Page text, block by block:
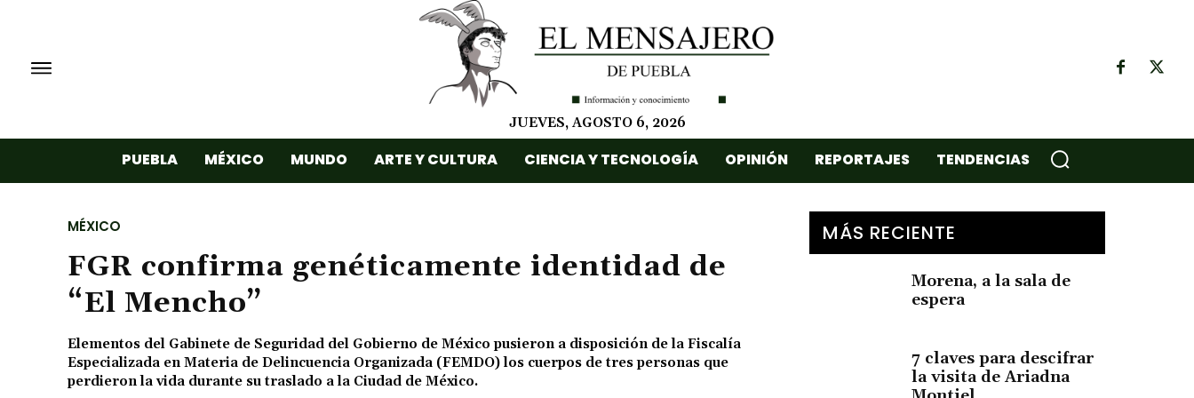
JUEVES, AGOSTO 6, 2026
PUEBLA MÉXICO MUNDO ARTE Y CULTURA CIENCIA Y TECNOLOGÍA OPINIÓN REPORTAJES TENDENCIAS
MÉXICO
FGR confirma genéticamente identidad de
“El Mencho”
Elementos del Gabinete de Seguridad del Gobierno de México pusieron a disposición de la Fiscalía
Especializada en Materia de Delincuencia Organizada (FEMDO) los cuerpos de tres personas que
perdieron la vida durante su traslado a la Ciudad de México.
MÁS RECIENTE
Morena, a la sala de
espera
7 claves para descifrar
la visita de Ariadna